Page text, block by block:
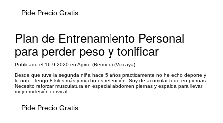
Pide Precio Gratis
Plan de Entrenamiento Personal
para perder peso y tonificar
Publicado el 16-9-2020 en Agirre (Bermeo) (Vizcaya)
Desde que tuve la segunda niña hace 5 años prácticamente no he echo deporte y
lo noto. Tengo 8 kilos más y mucho es retención. Soy de acumular todo en piernas.
Necesito reforzar musculatura en especial abdomen piernas y espalda para llevar
mejor mi lesión cervical.
Pide Precio Gratis